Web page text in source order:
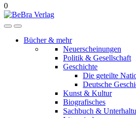
0
Bücher & mehr
Neuerscheinungen
Politik & Gesellschaft
Geschichte
Die geteilte
Deutsche
Kunst & Kultur
Biografisches
Sachbuch &